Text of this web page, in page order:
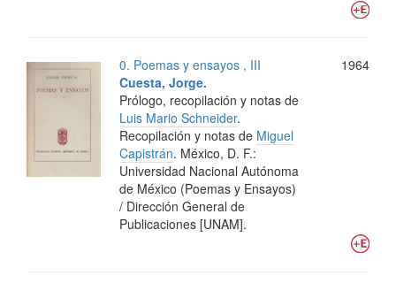
0. Poemas y ensayos , III
1964
Cuesta, Jorge.
Prólogo, recopilación y notas de
Luis Mario Schneider.
Recopilación y notas de Miguel
Capistrán. México, D. F.:
Universidad Nacional Autónoma
de México (Poemas y Ensayos)
/ Dirección General de
Publicaciones [UNAM].